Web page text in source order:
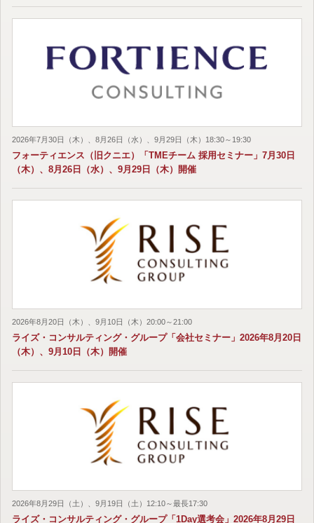
2026年7月30日（木）、8月26日（水）、9月29日（木）18:30～19:30
フォーティエンス（旧クニエ）「TMEチーム 採用セミナー」7月30日
（木）、8月26日（水）、9月29日（木）開催
2026年8月20日（木）、9月10日（木）20:00～21:00
ライズ・コンサルティング・グループ「会社セミナー」2026年8月20日
（木）、9月10日（木）開催
2026年8月29日（土）、9月19日（土）12:10～最長17:30
ライズ・コンサルティング・グループ「1Day選考会」2026年8月29日